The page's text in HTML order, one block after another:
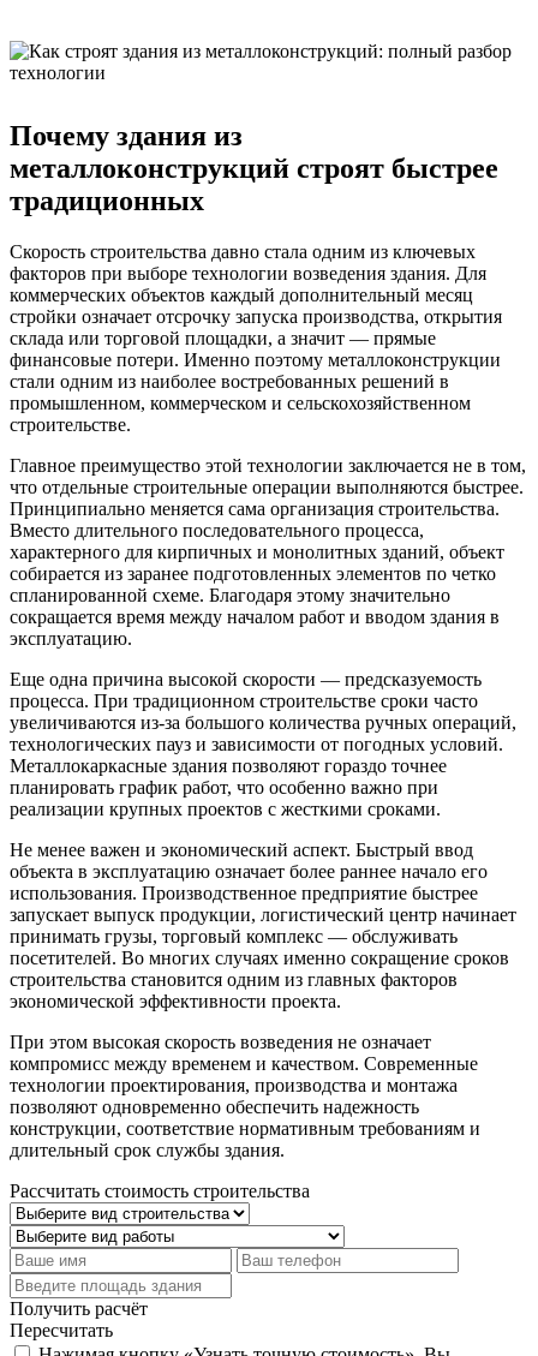
Почему здания из
металлоконструкций строят быстрее
традиционных
Скорость строительства давно стала одним из ключевых
факторов при выборе технологии возведения здания. Для
коммерческих объектов каждый дополнительный месяц
стройки означает отсрочку запуска производства, открытия
склада или торговой площадки, а значит — прямые
финансовые потери. Именно поэтому металлоконструкции
стали одним из наиболее востребованных решений в
промышленном, коммерческом и сельскохозяйственном
строительстве.
Главное преимущество этой технологии заключается не в том,
что отдельные строительные операции выполняются быстрее.
Принципиально меняется сама организация строительства.
Вместо длительного последовательного процесса,
характерного для кирпичных и монолитных зданий, объект
собирается из заранее подготовленных элементов по четко
спланированной схеме. Благодаря этому значительно
сокращается время между началом работ и вводом здания в
эксплуатацию.
Еще одна причина высокой скорости — предсказуемость
процесса. При традиционном строительстве сроки часто
увеличиваются из-за большого количества ручных операций,
технологических пауз и зависимости от погодных условий.
Металлокаркасные здания позволяют гораздо точнее
планировать график работ, что особенно важно при
реализации крупных проектов с жесткими сроками.
Не менее важен и экономический аспект. Быстрый ввод
объекта в эксплуатацию означает более раннее начало его
использования. Производственное предприятие быстрее
запускает выпуск продукции, логистический центр начинает
принимать грузы, торговый комплекс — обслуживать
посетителей. Во многих случаях именно сокращение сроков
строительства становится одним из главных факторов
экономической эффективности проекта.
При этом высокая скорость возведения не означает
компромисс между временем и качеством. Современные
технологии проектирования, производства и монтажа
позволяют одновременно обеспечить надежность
конструкции, соответствие нормативным требованиям и
длительный срок службы здания.
Рассчитать стоимость строительства
Получить расчёт
Пересчитать